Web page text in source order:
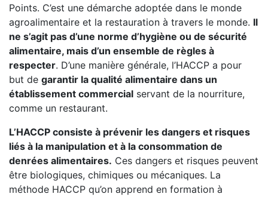
Points. C’est une démarche adoptée dans le monde
agroalimentaire et la restauration à travers le monde. Il
ne s’agit pas d’une norme d’hygiène ou de sécurité
alimentaire, mais d’un ensemble de règles à
respecter. D’une manière générale, l’HACCP a pour
but de garantir la qualité alimentaire dans un
établissement commercial servant de la nourriture,
comme un restaurant.
L’HACCP consiste à prévenir les dangers et risques
liés à la manipulation et à la consommation de
denrées alimentaires. Ces dangers et risques peuvent
être biologiques, chimiques ou mécaniques. La
méthode HACCP qu’on apprend en formation à